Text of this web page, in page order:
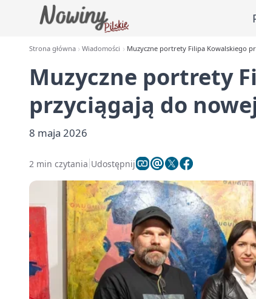
Strona główna Wiadomości Muzyczne portrety Filipa Kowalskiego
Muzyczne portrety
przyciągają do
8 maja 2026
2 min czytania Udostępnij